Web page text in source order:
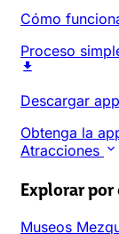
Cómo
Proceso
Descargar app
Obtenga la
Atracciones
Explorar
Museos